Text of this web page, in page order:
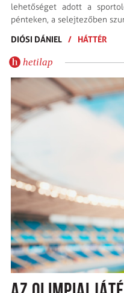
lehetőséget adott a
pénteken, a selejtezőben
DIÓSI DÁNIEL / HÁTTÉR
hetilap